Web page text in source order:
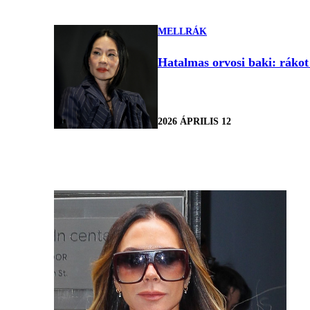
MELLRÁK
Hatalmas orvosi baki:
2026 ÁPRILIS 12